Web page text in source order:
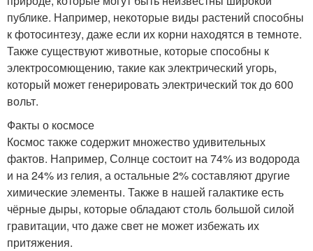
публике. Например, некоторые виды растений способны
к фотосинтезу, даже если их корни находятся в темноте.
Также существуют животные, которые способны к
электросомющению, такие как электрический угорь,
который может генерировать электрический ток до 600
вольт.
Факты о космосе
Космос также содержит множество удивительных
фактов. Например, Солнце состоит на 74% из водорода
и на 24% из гелия, а остальные 2% составляют другие
химические элементы. Также в нашей галактике есть
чёрные дыры, которые обладают столь большой силой
гравитации, что даже свет не может избежать их
притяжения.